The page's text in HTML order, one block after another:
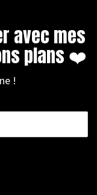
avec mes
plans ❤️
!